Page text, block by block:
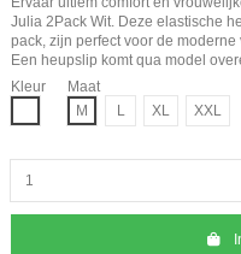
Julia 2Pack Wit. Deze elastische
pack, zijn perfect voor de
Een heupslip komt qua model
Kleur
Maat
M
L XL XXL